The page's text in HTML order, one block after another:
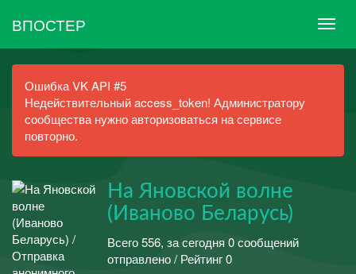
ВПОСТЕР
Ошибка VK API #5
Недействительный access_token! Администратору
сообщества нужно авторизоваться на сервисе
повторно.
На Яновской волне
(Иваново Беларусь)
Всего 556, за сегодня 0 сообщений
отправлено / Рейтинг 0